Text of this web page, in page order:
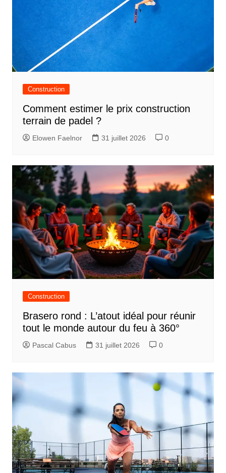
Construction
Comment estimer le prix construction
terrain de padel ?
Elowen Faelnor 31 juillet 2026 0
Construction
Brasero rond : L’atout idéal pour réunir
tout le monde autour du feu à 360°
Pascal Cabus 31 juillet 2026 0